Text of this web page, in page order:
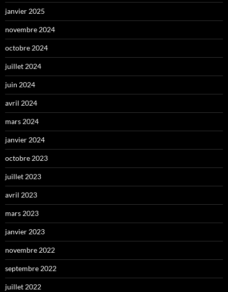
janvier 2025
novembre 2024
octobre 2024
juillet 2024
juin 2024
avril 2024
mars 2024
janvier 2024
octobre 2023
juillet 2023
avril 2023
mars 2023
janvier 2023
novembre 2022
septembre 2022
juillet 2022